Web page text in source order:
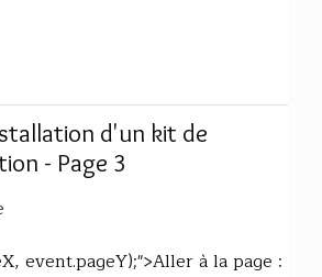
d'un kit de
- Page 3
event.pageY);">Aller à la page :